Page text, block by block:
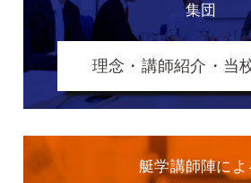
集団
理念・講師紹介・当
艇学講師陣によ